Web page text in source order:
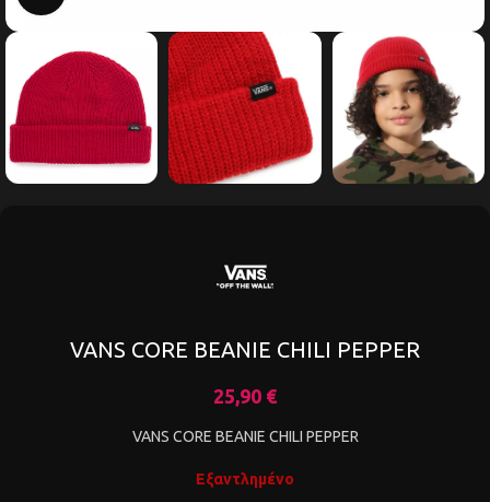
VANS CORE BEANIE CHILI PEPPER
25,90 €
VANS CORE BEANIE CHILI PEPPER
Εξαντλημένο